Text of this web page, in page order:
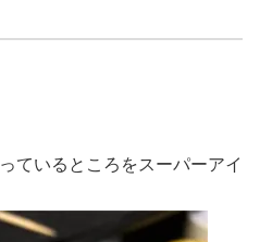
ているところをスーパーアイ